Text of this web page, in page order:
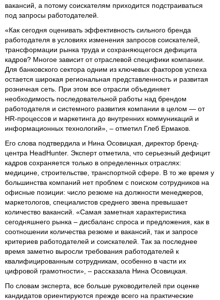
вакансий, а потому соискателям приходится подстраиваться
под запросы работодателей.
«Как сегодня оценивать эффективность сильного бренда
работодателя в условиях изменения запросов соискателей,
трансформации рынка труда и сохраняющегося дефицита
кадров? Многое зависит от отраслевой специфики компании.
Для банковского сектора одним из ключевых факторов успеха
остается широкая региональная представленность и развитая
розничная сеть. При этом все отрасли объединяет
необходимость последовательной работы над брендом
работодателя и системного развития компании в целом — от
HR-процессов и маркетинга до внутренних коммуникаций и
информационных технологий», – отметил Глеб Ермаков.
Его слова подтвердила и Нина Осовицкая, директор бренд-
центра HeadHunter. Эксперт отметила, что серьезный дефицит
кадров сохраняется только в определенных отраслях:
медицине, строительстве, транспортной сфере. В то же время у
большинства компаний нет проблем с поиском сотрудников на
офисные позиции: число резюме на должности менеджеров,
маркетологов, специалистов среднего звена превышает
количество вакансий. «Самая заметная характеристика
сегодняшнего рынка – дисбаланс спроса и предложения, как в
соотношении количества резюме и вакансий, так и запросе
критериев работодателей и соискателей. Так за последнее
время заметно выросли требования работодателей к
квалифицированным сотрудникам, особенно в части их
цифровой грамотности», – рассказала Нина Осовицкая.
По словам эксперта, все больше руководителей при оценке
кандидатов ориентируются прежде всего на практические